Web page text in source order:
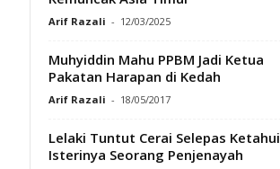
Arif Razali - 12/03/2025
Muhyiddin Mahu PPBM Jadi Ketua
Pakatan Harapan di Kedah
Arif Razali - 18/05/2017
Lelaki Tuntut Cerai Selepas Ketahui
Isterinya Seorang Penjenayah